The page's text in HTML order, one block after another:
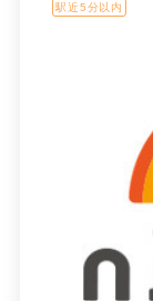
駅近5分以内